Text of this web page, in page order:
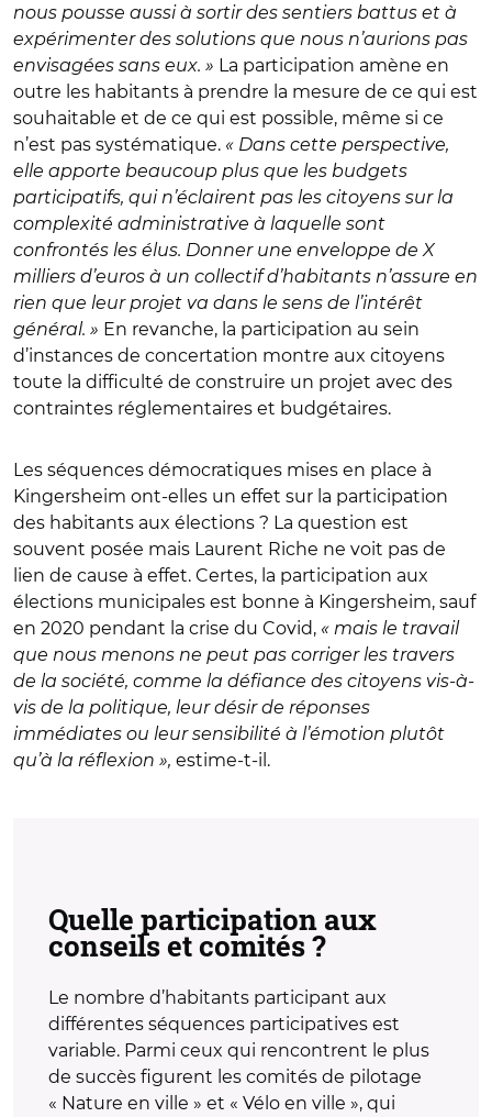
nous pousse aussi à sortir des sentiers battus et à
expérimenter des solutions que nous n’aurions pas
envisagées sans eux. » La participation amène en
outre les habitants à prendre la mesure de ce qui est
souhaitable et de ce qui est possible, même si ce
n’est pas systématique. « Dans cette perspective,
elle apporte beaucoup plus que les budgets
participatifs, qui n’éclairent pas les citoyens sur la
complexité administrative à laquelle sont
confrontés les élus. Donner une enveloppe de X
milliers d’euros à un collectif d’habitants n’assure en
rien que leur projet va dans le sens de l’intérêt
général. » En revanche, la participation au sein
d’instances de concertation montre aux citoyens
toute la difficulté de construire un projet avec des
contraintes réglementaires et budgétaires.
Les séquences démocratiques mises en place à
Kingersheim ont-elles un effet sur la participation
des habitants aux élections ? La question est
souvent posée mais Laurent Riche ne voit pas de
lien de cause à effet. Certes, la participation aux
élections municipales est bonne à Kingersheim, sauf
en 2020 pendant la crise du Covid, « mais le travail
que nous menons ne peut pas corriger les travers
de la société, comme la défiance des citoyens vis-à-
vis de la politique, leur désir de réponses
immédiates ou leur sensibilité à l’émotion plutôt
qu’à la réflexion », estime-t-il.
Quelle participation aux
conseils et comités ?
Le nombre d’habitants participant aux
différentes séquences participatives est
variable. Parmi ceux qui rencontrent le plus
de succès figurent les comités de pilotage
« Nature en ville » et « Vélo en ville », qui